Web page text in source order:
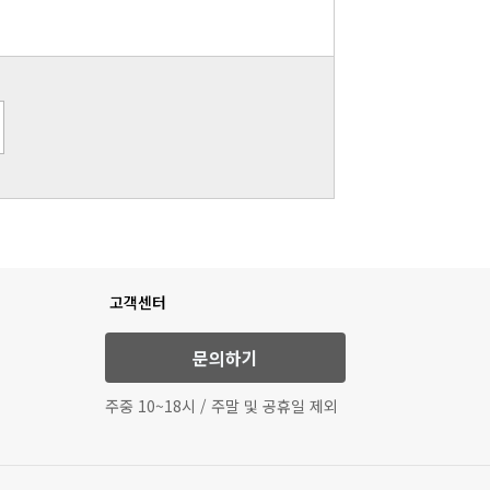
고객센터
문의하기
주중 10~18시 / 주말 및 공휴일 제외